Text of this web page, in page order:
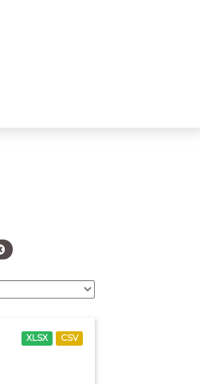
XLSX CSV